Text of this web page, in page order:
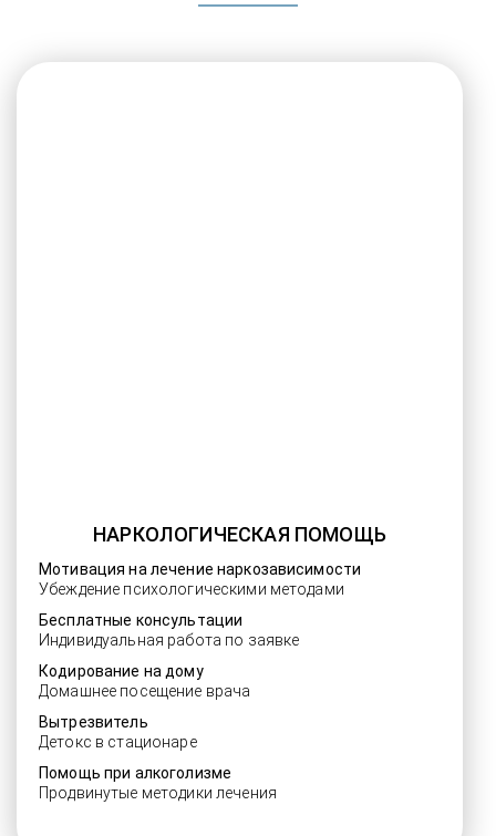
НАРКОЛОГИЧЕСКАЯ ПОМОЩЬ
Мотивация на лечение наркозависимости
Убеждение психологическими методами
Бесплатные консультации
Индивидуальная работа по заявке
Кодирование на дому
Домашнее посещение врача
Вытрезвитель
Детокс в стационаре
Помощь при алкоголизме
Продвинутые методики лечения